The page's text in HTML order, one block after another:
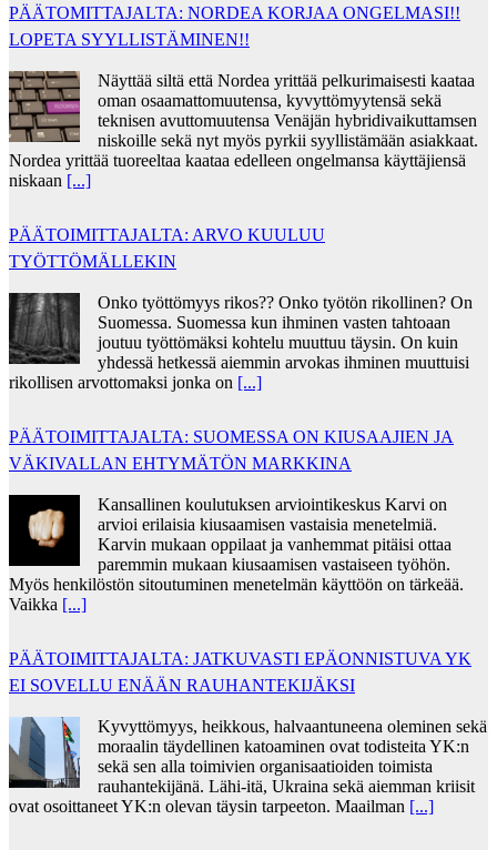
PÄÄTOMITTAJALTA: NORDEA KORJAA ONGELMASI!!
LOPETA SYYLLISTÄMINEN!!
Näyttää siltä että Nordea yrittää pelkurimaisesti kaataa
oman osaamattomuutensa, kyvyttömyytensä sekä
teknisen avuttomuutensa Venäjän hybridivaikuttamsen
niskoille sekä nyt myös pyrkii syyllistämään asiakkaat.
Nordea yrittää tuoreeltaa kaataa edelleen ongelmansa käyttäjiensä
niskaan [...]
PÄÄTOIMITTAJALTA: ARVO KUULUU
TYÖTTÖMÄLLEKIN
Onko työttömyys rikos?? Onko työtön rikollinen? On
Suomessa. Suomessa kun ihminen vasten tahtoaan
joutuu työttömäksi kohtelu muuttuu täysin. On kuin
yhdessä hetkessä aiemmin arvokas ihminen muuttuisi
rikollisen arvottomaksi jonka on [...]
PÄÄTOIMITTAJALTA: SUOMESSA ON KIUSAAJIEN JA
VÄKIVALLAN EHTYMÄTÖN MARKKINA
Kansallinen koulutuksen arviointikeskus Karvi on
arvioi erilaisia kiusaamisen vastaisia menetelmiä.
Karvin mukaan oppilaat ja vanhemmat pitäisi ottaa
paremmin mukaan kiusaamisen vastaiseen työhön.
Myös henkilöstön sitoutuminen menetelmän käyttöön on tärkeää.
Vaikka [...]
PÄÄTOIMITTAJALTA: JATKUVASTI EPÄONNISTUVA YK
EI SOVELLU ENÄÄN RAUHANTEKIJÄKSI
Kyvyttömyys, heikkous, halvaantuneena oleminen sekä
moraalin täydellinen katoaminen ovat todisteita YK:n
sekä sen alla toimivien organisaatioiden toimista
rauhantekijänä. Lähi-itä, Ukraina sekä aiemman kriisit
ovat osoittaneet YK:n olevan täysin tarpeeton. Maailman [...]